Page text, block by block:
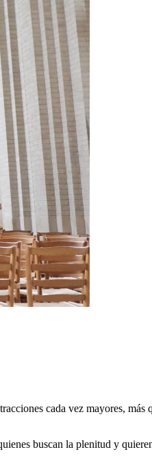
cada vez mayores, más
buscan la plenitud y